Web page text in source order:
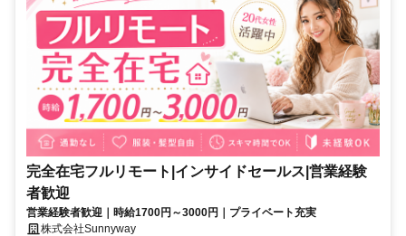
完全在宅フルリモート|インサイドセールス|営業経験
者歓迎
営業経験者歓迎｜時給1700円～3000円｜プライベート充実
株式会社Sunnyway